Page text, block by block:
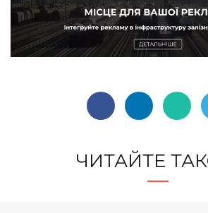
ЧИТАЙТЕ